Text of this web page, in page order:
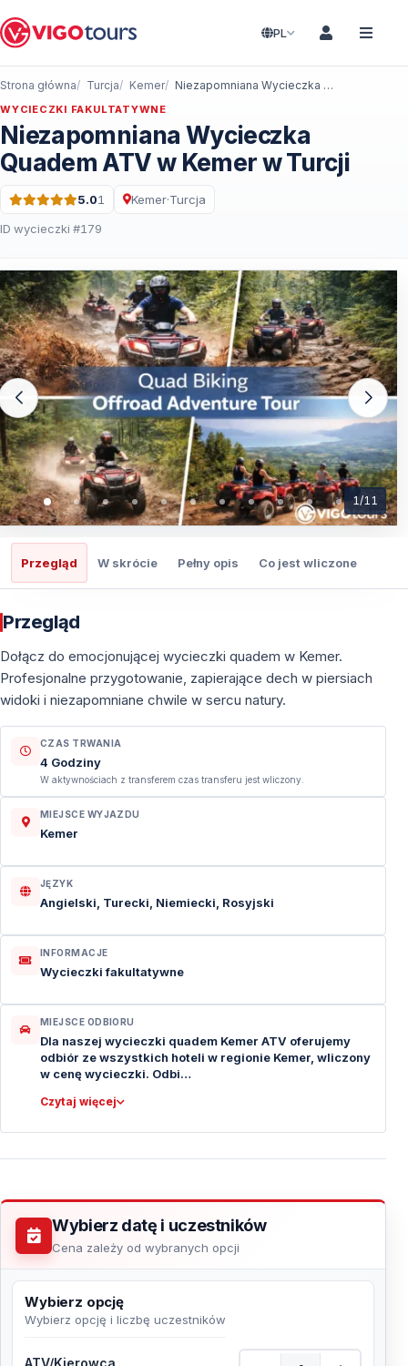
PL
Strona główna Turcja Kemer Niezapomniana Wycieczka Quadem ATV w Kemer w Turcji
WYCIECZKI FAKULTATYWNE
Niezapomniana Wycieczka
Quadem ATV w Kemer w Turcji
Ocena: 5.0 na 5 · 1 Recenzje
5.01 Kemer·Turcja
ID wycieczki #179
1/11
Przegląd W skrócie Pełny opis Co jest wliczone
Przegląd
Dołącz do emocjonującej wycieczki quadem w Kemer.
Profesjonalne przygotowanie, zapierające dech w piersiach
widoki i niezapomniane chwile w sercu natury.
CZAS TRWANIA
4 Godziny
W aktywnościach z transferem czas transferu jest wliczony.
MIEJSCE WYJAZDU
Kemer
JĘZYK
Angielski, Turecki, Niemiecki, Rosyjski
INFORMACJE
Wycieczki fakultatywne
MIEJSCE ODBIORU
Dla naszej wycieczki quadem Kemer ATV oferujemy
odbiór ze wszystkich hoteli w regionie Kemer, wliczony
w cenę wycieczki. Odbi…
Czytaj więcej
Wybierz datę i uczestników
Cena zależy od wybranych opcji
Wybierz opcję
Wybierz opcję i liczbę uczestników
ATV/Kierowca ATV/Kierowca Ilość